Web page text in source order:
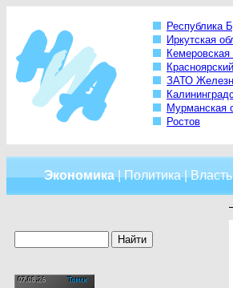
Республика
Иркутская
Кемеровская
ЗАТО
Мурманская
Ростов
Экономика|Политика|Власть